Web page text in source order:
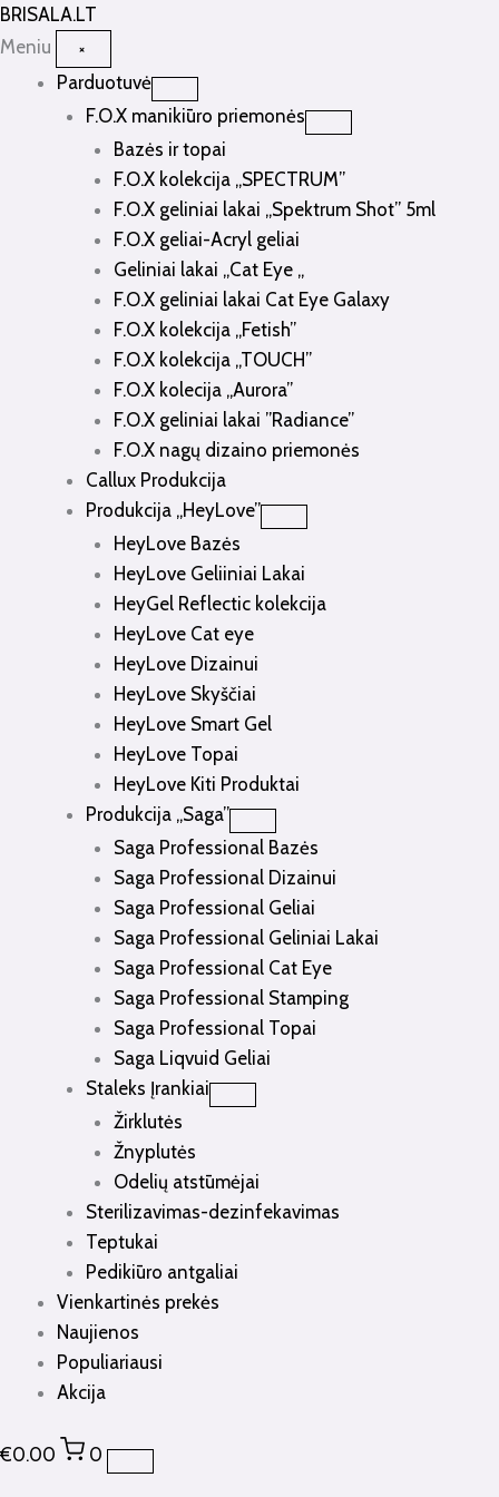
BRISALA.LT
Meniu
×
Parduotuvė
F.O.X manikiūro priemonės
Bazės ir topai
F.O.X kolekcija „SPECTRUM”
F.O.X geliniai lakai „Spektrum Shot” 5ml
F.O.X geliai-Acryl geliai
Geliniai lakai „Cat Eye „
F.O.X geliniai lakai Cat Eye Galaxy
F.O.X kolekcija „Fetish”
F.O.X kolekcija „TOUCH”
F.O.X kolecija „Aurora”
F.O.X geliniai lakai ”Radiance”
F.O.X nagų dizaino priemonės
Callux Produkcija
Produkcija „HeyLove”
HeyLove Bazės
HeyLove Geliiniai Lakai
HeyGel Reflectic kolekcija
HeyLove Cat eye
HeyLove Dizainui
HeyLove Skyščiai
HeyLove Smart Gel
HeyLove Topai
HeyLove Kiti Produktai
Produkcija „Saga”
Saga Professional Bazės
Saga Professional Dizainui
Saga Professional Geliai
Saga Professional Geliniai Lakai
Saga Professional Cat Eye
Saga Professional Stamping
Saga Professional Topai
Saga Liqvuid Geliai
Staleks Įrankiai
Žirklutės
Žnyplutės
Odelių atstūmėjai
Sterilizavimas-dezinfekavimas
Teptukai
Pedikiūro antgaliai
Vienkartinės prekės
Naujienos
Populiariausi
Akcija
€0.00 0
Pereiti
prie